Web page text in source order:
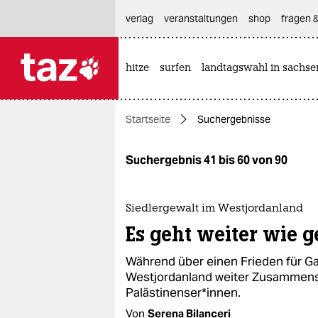
themen
politik
gesellschaft
kultur
sport
verlag
veranstaltungen shop fragen
hitze surfen landtagswahl in
Startseite Suchergebnisse
Suchergebnis 41 bis 60 von 90
Siedlergewalt im Westjordanland
Es geht weiter wie
Während über einen Frieden für
Westjordanland weiter
Palästinenser*innen.
Von Serena Bilanceri